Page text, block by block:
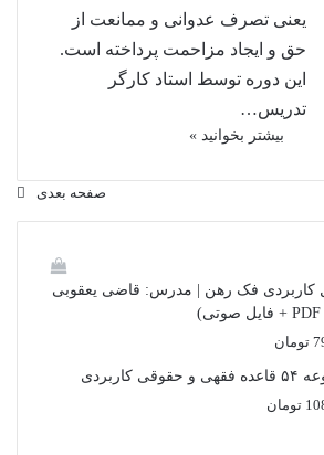
یعنی تصرف عدوانی و ممانعت از
حق و ایجاد مزاحمت پرداخته است.
این دوره توسط استاد کارگر
تدریس…
بیشتر بخوانید »
صفحه بعدی
کاربردی فک رهن | مدرس: قاضی یعقوبی
تومان
کاربردی
تومان